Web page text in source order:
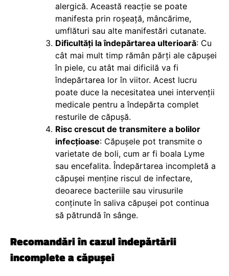
alergică. Această reacție se poate
manifesta prin roșeață, mâncărime,
umflături sau alte manifestări cutanate.
Dificultăți la îndepărtarea ulterioară: Cu
cât mai mult timp rămân părți ale căpușei
în piele, cu atât mai dificilă va fi
îndepărtarea lor în viitor. Acest lucru
poate duce la necesitatea unei intervenții
medicale pentru a îndepărta complet
resturile de căpușă.
Risc crescut de transmitere a bolilor
infecțioase: Căpușele pot transmite o
varietate de boli, cum ar fi boala Lyme
sau encefalita. Îndepărtarea incompletă a
căpușei menține riscul de infectare,
deoarece bacteriile sau virusurile
conținute în saliva căpușei pot continua
să pătrundă în sânge.
Recomandări în cazul îndepărtării
incomplete a căpușei